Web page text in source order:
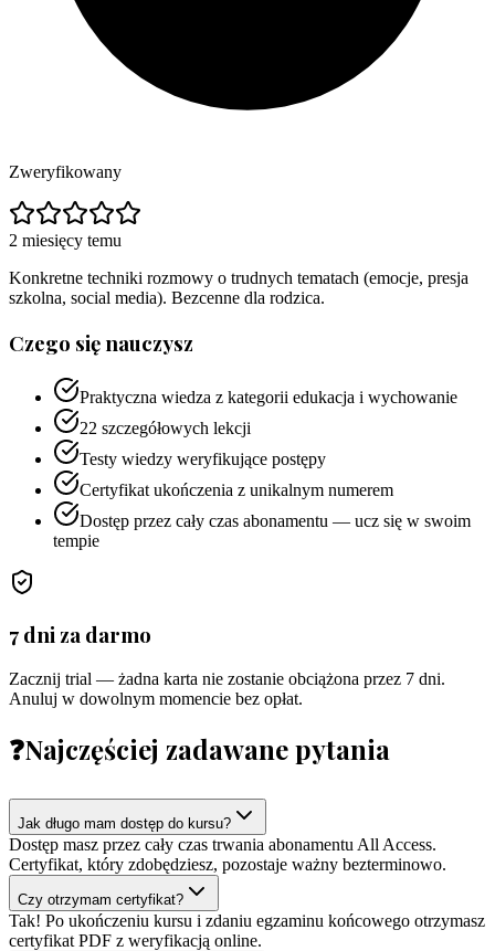
Zweryfikowany
2 miesięcy temu
Konkretne techniki rozmowy o trudnych tematach (emocje, presja
szkolna, social media). Bezcenne dla rodzica.
Czego się nauczysz
Praktyczna wiedza z kategorii edukacja i wychowanie
22 szczegółowych lekcji
Testy wiedzy weryfikujące postępy
Certyfikat ukończenia z unikalnym numerem
Dostęp przez cały czas abonamentu — ucz się w swoim
tempie
7 dni za darmo
Zacznij trial — żadna karta nie zostanie obciążona przez 7 dni.
Anuluj w dowolnym momencie bez opłat.
❓Najczęściej zadawane pytania
Jak długo mam dostęp do kursu?
Dostęp masz przez cały czas trwania abonamentu All Access.
Certyfikat, który zdobędziesz, pozostaje ważny bezterminowo.
Czy otrzymam certyfikat?
Tak! Po ukończeniu kursu i zdaniu egzaminu końcowego otrzymasz
certyfikat PDF z weryfikacją online.